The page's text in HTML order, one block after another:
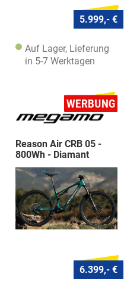
5.999,- €
Auf Lager, Lieferung
in 5-7 Werktagen
Reason Air CRB 05 -
800Wh - Diamant
6.399,- €